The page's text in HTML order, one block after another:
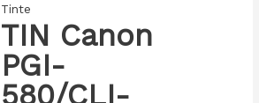
Tinte
TIN Canon
PGI-
580/CLI-